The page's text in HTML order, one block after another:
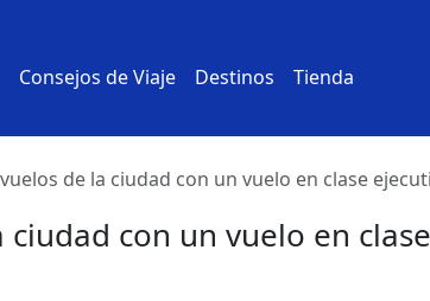
Consejos de Viaje Destinos Tienda
de la ciudad con un vuelo en clase
con un vuelo en